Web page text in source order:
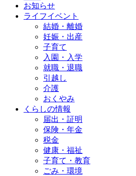
お知らせ
ライフイベント
結婚・離婚
妊娠・出産
子育て
入園・入学
就職・退職
引越し
介護
おくやみ
くらしの情報
届出・証明
保険・年金
税金
健康・福祉
子育て・教育
ごみ・環境